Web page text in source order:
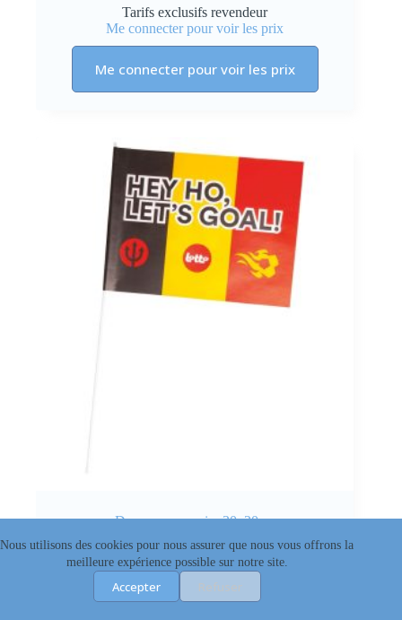
Nous utilisons des cookies pour nous assurer que nous vous offrons la
meilleure expérience possible sur notre site.
Accepter Refuser
Tarifs exclusifs revendeur
Me connecter pour voir les prix
Me connecter pour voir les prix
Drapeau en papier 30x20cm
Evènementiel,Outdoor
Tarifs exclusifs revendeur
Me connecter pour voir les prix